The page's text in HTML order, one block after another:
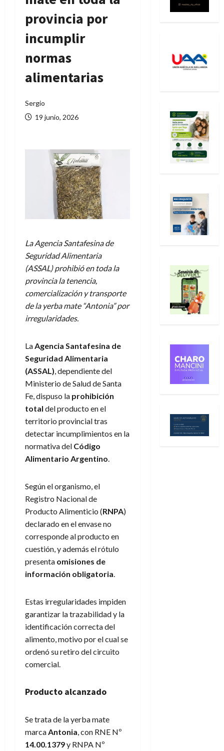
provincia por
incumplir
normas
alimentarias
Sergio
19 junio, 2026
La Agencia Santafesina de
Seguridad Alimentaria
(ASSAL) prohibió en toda la
provincia la tenencia,
comercialización y transporte
de la yerba mate “Antonia” por
irregularidades.
LaAgencia Santafesina de
Seguridad Alimentaria
(ASSAL), dependiente del
Ministerio de Salud de Santa
Fe, dispuso la prohibición
total del producto en el
territorio provincial tras
detectar incumplimientos en la
normativa del Código
Alimentario Argentino.
Según el organismo, el
Registro Nacional de
Producto Alimenticio (RNPA)
declarado en el envase no
corresponde al producto en
cuestión, y además el rótulo
presenta omisiones de
información obligatoria.
Estas irregularidades impiden
garantizar la trazabilidad y la
identificación correcta del
alimento, motivo por el cual se
ordenó su retiro del circuito
comercial.
Producto alcanzado
Se trata de la yerba mate
marcaAntonia, con RNE Nº
14.00.1379y RNPA Nº